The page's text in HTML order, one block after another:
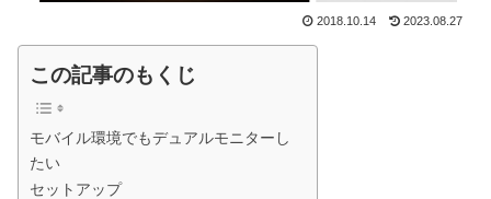
2018.10.14 2023.08.27
この記事のもくじ
モバイル環境でもデュアルモニターし
たい
セットアップ